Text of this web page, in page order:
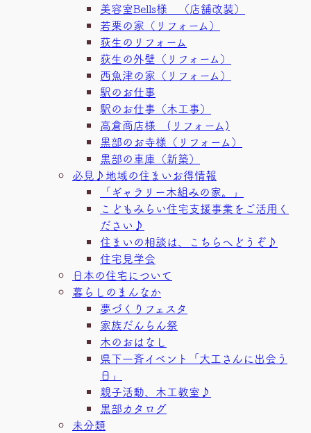
美容室Bells様 （店舗改装）
若栗の家（リフォーム）
荻生のリフォーム
荻生の外壁（リフォーム）
西魚津の家（リフォーム）
駅のお仕事
駅のお仕事（木工事）
高倉商店様 (リフォーム)
黒部のお寺様（リフォーム）
黒部の車庫（新築）
必見♪地域の住まいお得情報
「ギャラリー木組みの家。」
こどもみらい住宅支援事業をご活用く
ださい♪
住まいの相談は、こちらへどうぞ♪
住宅見学会
日本の住宅について
暮らしのまんなか
夢づくりフェスタ
家族だんらん祭
木のおはなし
県下一斉イベント「大工さんに出会う
日」
親子活動、木工教室♪
黒部カタログ
未分類